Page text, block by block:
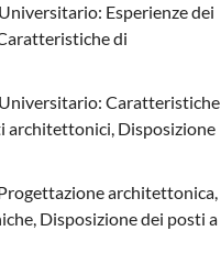
Esperienze dei
di
Caratteristiche
architettonici, Disposizione
architettonica,
Disposizione dei posti a